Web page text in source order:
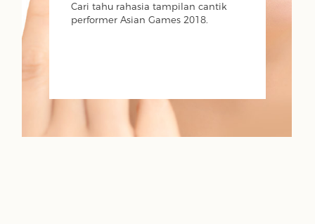
Cari tahu rahasia tampilan cantik
performer Asian Games 2018.